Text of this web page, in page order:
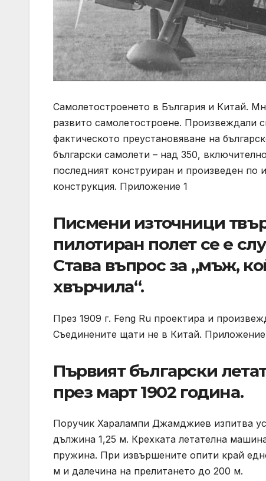
Самолетостроенето в България и Китай.
развито самолетостроене.
фактическото преустановяване на
български самолети – над 350,
последният конструиран и произведен по
конструкция. Приложение 1
Писмени източници
пилотиран полет се е
Става въпрос за „мъж,
хвърчила“.
През 1909 г. Feng Ru проектира и
Съединените щати не в Китай.
Първият български
през март 1902 година.
Поручик Харалампи Джамджиев изпитва
дължина 1,25 м. Крехката летателна
пружина. При извършените опити край
м и далечина на прелитането до 200 м.